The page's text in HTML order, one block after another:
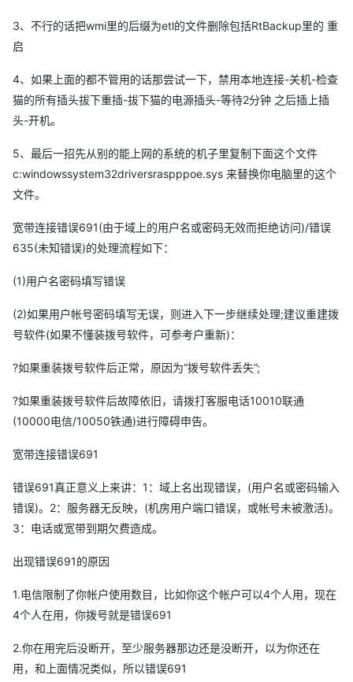
3、不行的话把wmi里的后缀为etl的文件删除包括RtBackup里的 重
启
4、如果上面的都不管用的话那尝试一下，禁用本地连接-关机-检查
猫的所有插头拔下重插-拔下猫的电源插头-等待2分钟 之后插上插
头-开机。
5、最后一招先从别的能上网的系统的机子里复制下面这个文件
c:windowssystem32driversraspppoe.sys 来替换你电脑里的这个
文件。
宽带连接错误691(由于域上的用户名或密码无效而拒绝访问)/错误
635(未知错误)的处理流程如下：
(1)用户名密码填写错误
(2)如果用户帐号密码填写无误，则进入下一步继续处理;建议重建拨
号软件(如果不懂装拨号软件，可参考户重新)：
?如果重装拨号软件后正常，原因为“拨号软件丢失”;
?如果重装拨号软件后故障依旧，请拨打客服电话10010联通
(10000电信/10050铁通)进行障碍申告。
宽带连接错误691
错误691真正意义上来讲：1：域上名出现错误，(用户名或密码输入
错误)。2：服务器无反映，(机房用户端口错误，或帐号未被激活)。
3：电话或宽带到期欠费造成。
出现错误691的原因
1.电信限制了你帐户使用数目，比如你这个帐户可以4个人用，现在
4个人在用，你拨号就是错误691
2.你在用完后没断开，至少服务器那边还是没断开，以为你还在
用，和上面情况类似，所以错误691